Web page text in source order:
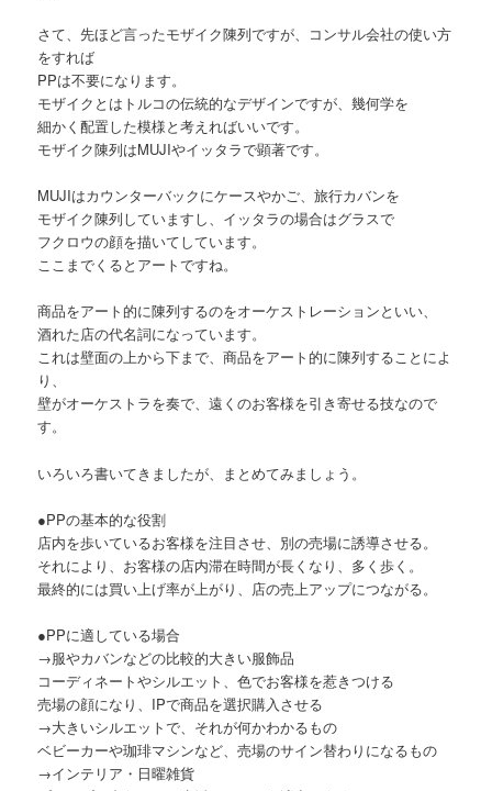
さて、先ほど言ったモザイク陳列ですが、コンサル会社の使い方
をすれば
PPは不要になります。
モザイクとはトルコの伝統的なデザインですが、幾何学を
細かく配置した模様と考えればいいです。
モザイク陳列はMUJIやイッタラで顕著です。
MUJIはカウンターバックにケースやかご、旅行カバンを
モザイク陳列していますし、イッタラの場合はグラスで
フクロウの顔を描いてしています。
ここまでくるとアートですね。
商品をアート的に陳列するのをオーケストレーションといい、
酒れた店の代名詞になっています。
これは壁面の上から下まで、商品をアート的に陳列することによ
り、
壁がオーケストラを奏で、遠くのお客様を引き寄せる技なので
す。
いろいろ書いてきましたが、まとめてみましょう。
●PPの基本的な役割
店内を歩いているお客様を注目させ、別の売場に誘導させる。
それにより、お客様の店内滞在時間が長くなり、多く歩く。
最終的には買い上げ率が上がり、店の売上アップにつながる。
●PPに適している場合
→服やカバンなどの比較的大きい服飾品
コーディネートやシルエット、色でお客様を惹きつける
売場の顔になり、IPで商品を選択購入させる
→大きいシルエットで、それが何かわかるもの
ベビーカーや珈琲マシンなど、売場のサイン替わりになるもの
→インテリア・日曜雑貨